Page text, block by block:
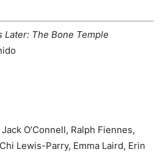
Later: The Bone Temple
O’Connell, Ralph Fiennes,
Lewis-Parry, Emma Laird, Erin